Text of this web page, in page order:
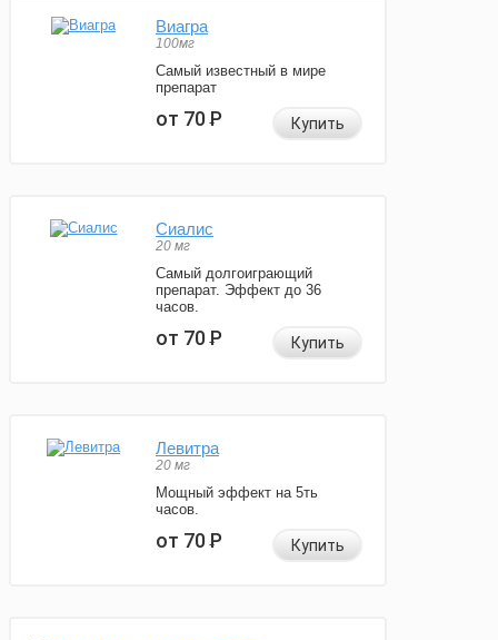
Виагра
100мг
Самый известный в мире
препарат
от 70Р Купить
Сиалис
20 мг
Самый долгоиграющий
препарат. Эффект до 36
часов.
от 70Р Купить
Левитра
20 мг
Мощный эффект на 5ть
часов.
от 70Р Купить